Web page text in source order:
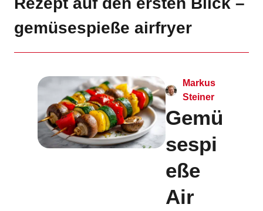
gemüsespieße airfryer
Markus
Steiner
Gemü
sespi
eße
Air